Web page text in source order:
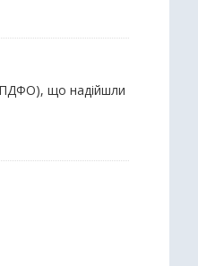
(ПДФО), що надійшли